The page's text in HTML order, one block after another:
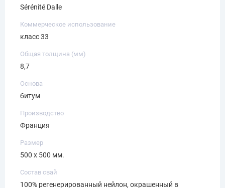
Sérénité Dalle
Коммерческое использование
класс 33
Общая толщина (мм)
8,7
Основа
битум
Производство
Франция
Размер
500 х 500 мм.
Состав свай
100% регенерированный нейлон, окрашенный в